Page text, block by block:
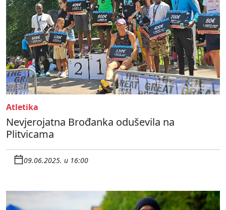
Atletika
Nevjerojatna Brođanka oduševila na
Plitvicama
09.06.2025. u 16:00